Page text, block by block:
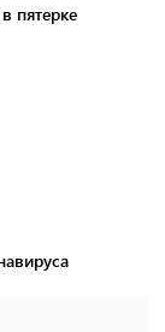
пятерке